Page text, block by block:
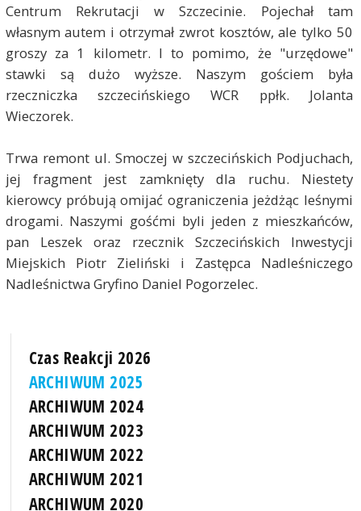
Centrum Rekrutacji w Szczecinie. Pojechał tam
własnym autem i otrzymał zwrot kosztów, ale tylko 50
groszy za 1 kilometr. I to pomimo, że "urzędowe"
stawki są dużo wyższe. Naszym gościem była
rzeczniczka szczecińskiego WCR ppłk. Jolanta
Wieczorek.
Trwa remont ul. Smoczej w szczecińskich Podjuchach,
jej fragment jest zamknięty dla ruchu. Niestety
kierowcy próbują omijać ograniczenia jeżdżąc leśnymi
drogami. Naszymi gośćmi byli jeden z mieszkańców,
pan Leszek oraz rzecznik Szczecińskich Inwestycji
Miejskich Piotr Zieliński i Zastępca Nadleśniczego
Nadleśnictwa Gryfino Daniel Pogorzelec.
Czas Reakcji 2026
ARCHIWUM 2025
ARCHIWUM 2024
ARCHIWUM 2023
ARCHIWUM 2022
ARCHIWUM 2021
ARCHIWUM 2020